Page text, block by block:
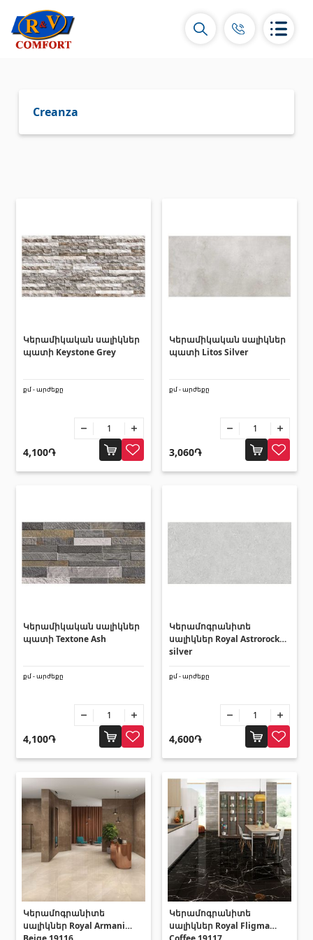
Հատակի սալիկներ(392)
Կերամոգրանիտ(92)
Բոլորը
Սանտեխնիկա
Լոգարանի աքսեսուարներ
Գրանիտ(34)
Մարմար(7)
Փայտե մանրահատակ
Բամբուկե հատակներ
(3)
Հատակ բնական խցանից(3)
Բոլորը
Պատերի երեսապատում
Օդափոխվող համակարգեր(1)
Ֆիբրոցեմենտային սալ
(1)
Ալյումինե բազմաշերտ թերթեր(5)
Creanza
Կերամիկական սալիկներ
պատի Keystone Grey
քմ - արժեքը
4,100֏
Կերամիկական սալիկներ
պատի Litos Silver
քմ - արժեքը
3,060֏
Կերամիկական սալիկներ
պատի Textone Ash
քմ - արժեքը
4,100֏
Կերամոգրանիտե
սալիկներ Royal Astrorock
silver
քմ - արժեքը
4,600֏
Կերամոգրանիտե
սալիկներ Royal Armani
Կերամոգրանիտե
սալիկներ Royal Fligma